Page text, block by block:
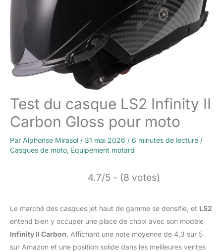
Test du casque LS2 Infinity II
Carbon Gloss pour moto
Par Alphonse Mirasol / 31 mai 2026 / 6 minutes de lecture /
Casques de moto, Équipement motard
4.7/5 - (8 votes)
Le marché des casques jet haut de gamme se densifie, et LS2
entend bien y occuper une place de choix avec son modèle
Infinity II Carbon. Affichant une note moyenne de 4,3 sur 5
sur Amazon et une position solide dans les meilleures ventes